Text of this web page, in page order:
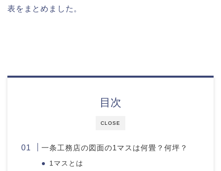
表をまとめました。
CLOSE
目次
一条工務店の図面の1マスは何畳？何坪？
1マスとは